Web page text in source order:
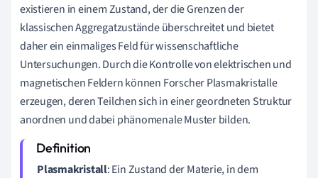
existieren in einem Zustand, der die Grenzen der
klassischen Aggregatzustände überschreitet und bietet
daher ein einmaliges Feld für wissenschaftliche
Untersuchungen. Durch die Kontrolle von elektrischen und
magnetischen Feldern können Forscher Plasmakristalle
erzeugen, deren Teilchen sich in einer geordneten Struktur
anordnen und dabei phänomenale Muster bilden.
Plasmakristall: Ein Zustand der Materie, in dem